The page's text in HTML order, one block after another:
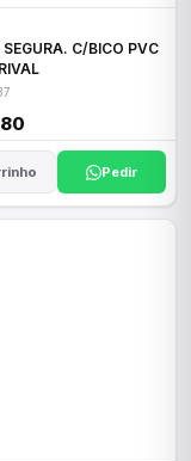
C/BICO PVC
Pedir